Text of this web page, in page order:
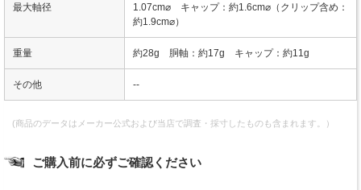
最大軸径
1.07cm⌀ キャップ：約1.6cm⌀（クリップ含め：
約1.9cm⌀）
重量 約28g 胴軸：約17g キャップ：約11g
その他 --
(商品のデータはメーカー公式および当店で調査・採寸したものも含まれます。）
ご購入前に必ずご確認ください